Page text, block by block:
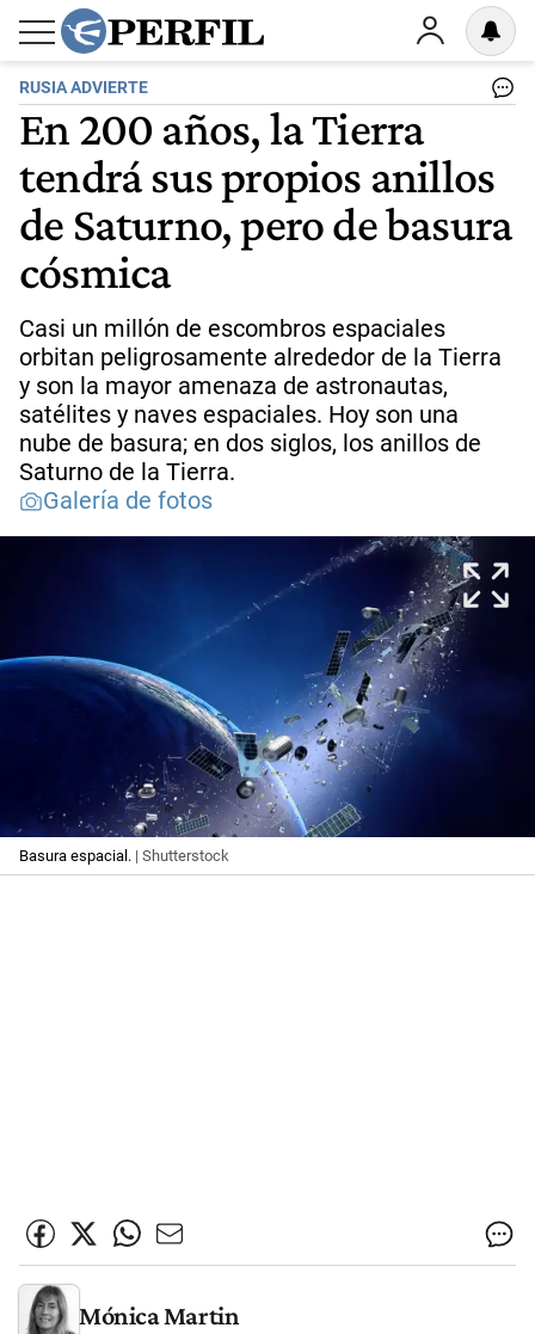
RUSIA ADVIERTE
En 200 años, la Tierra
tendrá sus propios anillos
de Saturno, pero de basura
cósmica
Casi un millón de escombros espaciales
orbitan peligrosamente alrededor de la Tierra
y son la mayor amenaza de astronautas,
satélites y naves espaciales. Hoy son una
nube de basura; en dos siglos, los anillos de
Saturno de la Tierra.
Galería de fotos
Basura espacial. | Shutterstock
Mónica Martin